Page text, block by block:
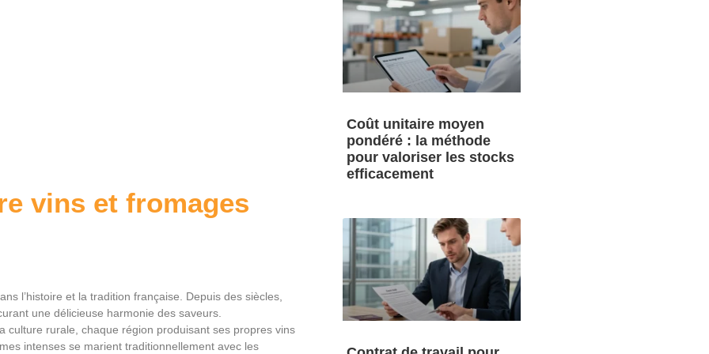
vins et fromages
l’histoire et la tradition française. Depuis des siècles,
une délicieuse harmonie des saveurs.
culture rurale, chaque région produisant ses propres vins
intenses se marient traditionnellement avec les
Coût unitaire moyen
pondéré : la méthode
pour valoriser les stocks
efficacement